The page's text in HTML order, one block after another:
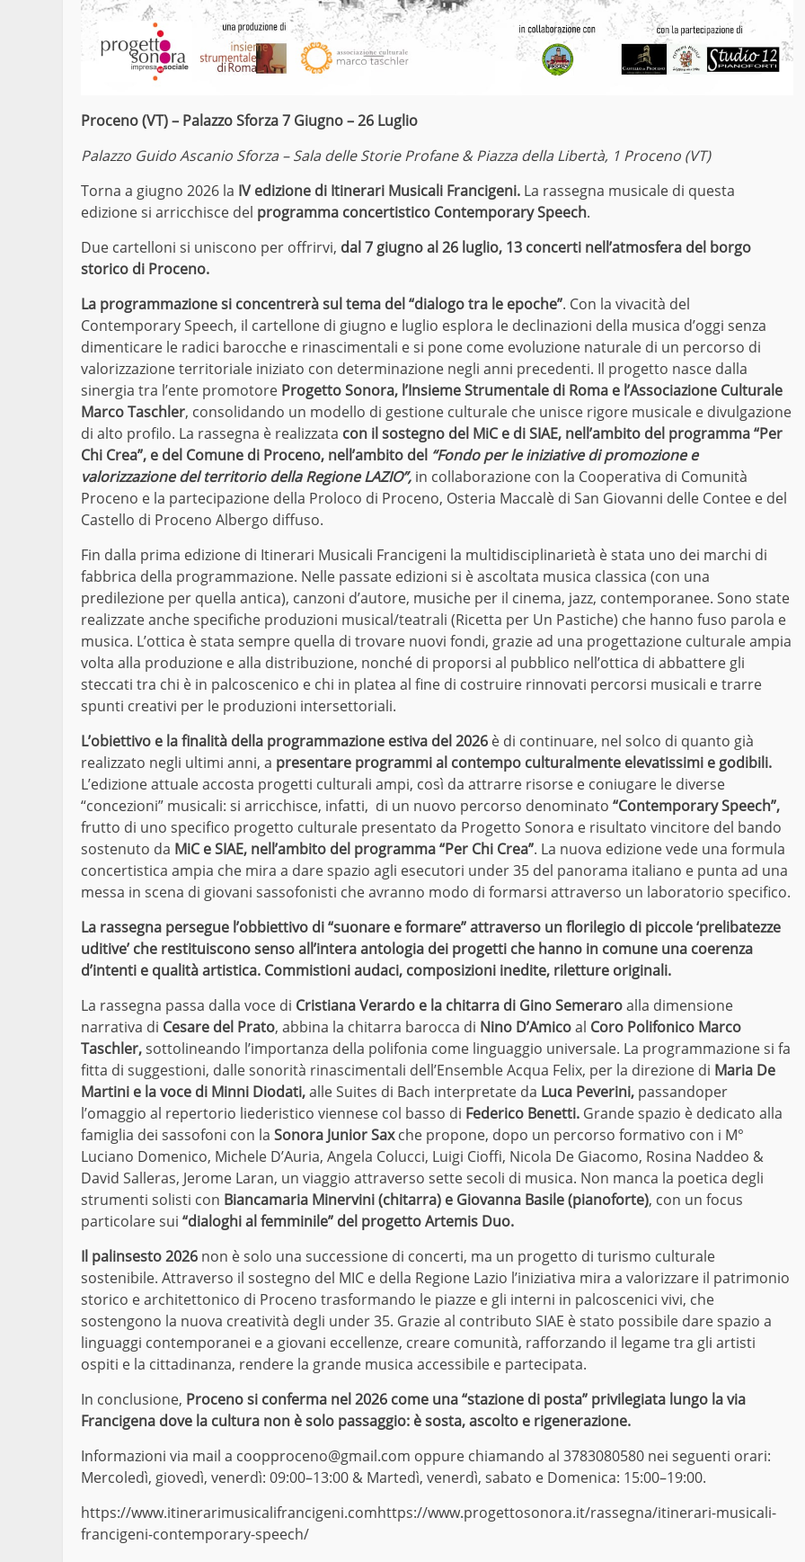
Proceno (VT) – Palazzo Sforza7 Giugno – 26 Luglio
Palazzo Guido Ascanio Sforza – Sala delle Storie Profane & Piazza della Libertà, 1 Proceno (VT)
Torna a giugno 2026 la IV edizione di Itinerari Musicali Francigeni. La rassegna musicale di questa
edizione si arricchisce del programma concertistico Contemporary Speech.
Due cartelloni si uniscono per offrirvi, dal 7 giugno al 26 luglio, 13 concerti nell’atmosfera del borgo
storico di Proceno.
La programmazione si concentrerà sul tema del “dialogo tra le epoche”. Con la vivacità del
Contemporary Speech, il cartellone di giugno e luglio esplora le declinazioni della musica d’oggi senza
dimenticare le radici barocche e rinascimentali e si pone come evoluzione naturale di un percorso di
valorizzazione territoriale iniziato con determinazione negli anni precedenti. Il progetto nasce dalla
sinergia tra l’ente promotore Progetto Sonora, l’Insieme Strumentale di Roma e l’Associazione Culturale
Marco Taschler, consolidando un modello di gestione culturale che unisce rigore musicale e divulgazione
di alto profilo. La rassegna è realizzata con il sostegno del MiC e di SIAE, nell’ambito del programma “Per
Chi Crea”, e del Comune di Proceno, nell’ambito del “Fondo per le iniziative di promozione e
valorizzazione del territorio della Regione LAZIO”, in collaborazione con la Cooperativa di Comunità
Proceno e la partecipazione della Proloco di Proceno, Osteria Maccalè di San Giovanni delle Contee e del
Castello di Proceno Albergo diffuso.
Fin dalla prima edizione di Itinerari Musicali Francigeni la multidisciplinarietà è stata uno dei marchi di
fabbrica della programmazione. Nelle passate edizioni si è ascoltata musica classica (con una
predilezione per quella antica), canzoni d’autore, musiche per il cinema, jazz, contemporanee. Sono state
realizzate anche specifiche produzioni musical/teatrali (Ricetta per Un Pastiche) che hanno fuso parola e
musica. L’ottica è stata sempre quella di trovare nuovi fondi, grazie ad una progettazione culturale ampia
volta alla produzione e alla distribuzione, nonché di proporsi al pubblico nell’ottica di abbattere gli
steccati tra chi è in palcoscenico e chi in platea al fine di costruire rinnovati percorsi musicali e trarre
spunti creativi per le produzioni intersettoriali.
L’obiettivo e la finalità della programmazione estiva del 2026 è di continuare, nel solco di quanto già
realizzato negli ultimi anni, a presentare programmi al contempo culturalmente elevatissimi e godibili.
L’edizione attuale accosta progetti culturali ampi, così da attrarre risorse e coniugare le diverse
“concezioni” musicali: si arricchisce, infatti, di un nuovo percorso denominato “Contemporary Speech”,
frutto di uno specifico progetto culturale presentato da Progetto Sonora e risultato vincitore del bando
sostenuto da MiC e SIAE, nell’ambito del programma “Per Chi Crea”. La nuova edizione vede una formula
concertistica ampia che mira a dare spazio agli esecutori under 35 del panorama italiano e punta ad una
messa in scena di giovani sassofonisti che avranno modo di formarsi attraverso un laboratorio specifico.
La rassegna persegue l’obbiettivo di “suonare e formare” attraverso un florilegio di piccole ‘prelibatezze
uditive’ che restituiscono senso all’intera antologia dei progetti che hanno in comune una coerenza
d’intenti e qualità artistica. Commistioni audaci, composizioni inedite, riletture originali.
La rassegna passa dalla voce di Cristiana Verardo e la chitarra di Gino Semeraroalla dimensione
narrativa di Cesare del Prato, abbina la chitarra barocca di Nino D’Amicoal Coro Polifonico Marco
Taschler,sottolineando l’importanza della polifonia come linguaggio universale. La programmazione si fa
fitta di suggestioni, dalle sonorità rinascimentali dell’Ensemble Acqua Felix, per la direzione di Maria De
Martini e la voce di Minni Diodati,alle Suites di Bach interpretate da Luca Peverini, passandoper
l’omaggio al repertorio liederistico viennese col basso di Federico Benetti. Grande spazio è dedicato alla
famiglia dei sassofoni con la Sonora Junior Saxche propone, dopo un percorso formativo con i M°
Luciano Domenico, Michele D’Auria, Angela Colucci, Luigi Cioffi, Nicola De Giacomo, Rosina Naddeo &
David Salleras, Jerome Laran, un viaggio attraverso sette secoli di musica. Non manca la poetica degli
strumenti solisti con Biancamaria Minervini (chitarra) e Giovanna Basile (pianoforte), con un focus
particolare sui “dialoghi al femminile” del progetto Artemis Duo.
Il palinsesto 2026 non è solo una successione di concerti, ma un progetto di turismo culturale
sostenibile. Attraverso il sostegno del MIC e della Regione Lazio l’iniziativa mira a valorizzare il patrimonio
storico e architettonico di Proceno trasformando le piazze e gli interni in palcoscenici vivi, che
sostengono la nuova creatività degli under 35. Grazie al contributo SIAE è stato possibile dare spazio a
linguaggi contemporanei e a giovani eccellenze, creare comunità, rafforzando il legame tra gli artisti
ospiti e la cittadinanza, rendere la grande musica accessibile e partecipata.
In conclusione, Proceno si conferma nel 2026 come una “stazione di posta” privilegiata lungo la via
Francigena dove la cultura non è solo passaggio: è sosta, ascolto e rigenerazione.
Informazioni via mail a coopproceno@gmail.com oppure chiamando al 3783080580 nei seguenti orari:
Mercoledì, giovedì, venerdì: 09:00–13:00 & Martedì, venerdì, sabato e Domenica: 15:00–19:00.
https://www.itinerarimusicalifrancigeni.comhttps://www.progettosonora.it/rassegna/itinerari-musicali-
francigeni-contemporary-speech/